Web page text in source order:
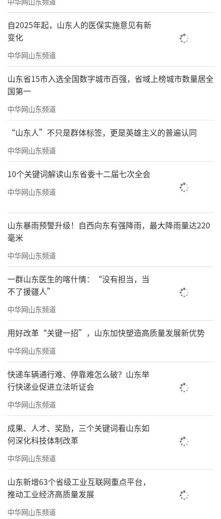
自2025年起，山东人的医保实施意见有新
变化
中华网山东频道
山东省15市入选全国数字城市百强，省域上榜城市数量居全
国第一
中华网山东频道
“山东人”不只是群体标签，更是英雄主义的普遍认同
中华网山东频道
10个关键词解读山东省委十二届七次全会
中华网山东频道
山东暴雨预警升级！自西向东有强降雨，最大降雨量达220
毫米
中华网山东频道
一群山东医生的喀什情：“没有担当，当
不了援疆人”
中华网山东频道
用好改革“关键一招”，山东加快塑造高质量发展新优势
中华网山东频道
快递车辆通行难、停靠难怎么破？山东举
行快递业促进立法听证会
中华网山东频道
成果、人才、奖励，三个关键词看山东如
何深化科技体制改革
中华网山东频道
山东新增63个省级工业互联网重点平台，
推动工业经济高质量发展
中华网山东频道